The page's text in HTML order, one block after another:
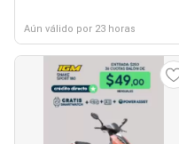
Aún válido por 23 horas